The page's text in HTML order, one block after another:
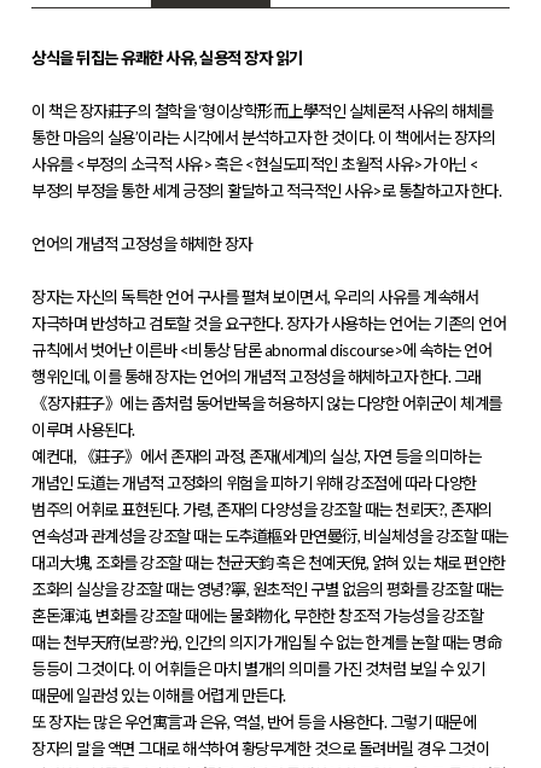
상식을 뒤집는 유쾌한 사유, 실용적 장자 읽기
이 책은 장자莊子의 철학을 ‘형이상학形而上學적인 실체론적 사유의 해체를
통한 마음의 실용’이라는 시각에서 분석하고자 한 것이다. 이 책에서는 장자의
사유를 <부정의 소극적 사유> 혹은 <현실도피적인 초월적 사유>가 아닌 <
부정의 부정을 통한 세계 긍정의 활달하고 적극적인 사유>로 통찰하고자 한다.
언어의 개념적 고정성을 해체한 장자
장자는 자신의 독특한 언어 구사를 펼쳐 보이면서, 우리의 사유를 계속해서
자극하며 반성하고 검토할 것을 요구한다. 장자가 사용하는 언어는 기존의 언어
규칙에서 벗어난 이른바 <비통상 담론 abnormal discourse>에 속하는 언어
행위인데, 이를 통해 장자는 언어의 개념적 고정성을 해체하고자 한다. 그래
《장자莊子》에는 좀처럼 동어반복을 허용하지 않는 다양한 어휘군이 체계를
이루며 사용된다.
예컨대, 《莊子》에서 존재의 과정, 존재(세계)의 실상, 자연 등을 의미하는
개념인 도道는 개념적 고정화의 위험을 피하기 위해 강조점에 따라 다양한
범주의 어휘로 표현된다. 가령, 존재의 다양성을 강조할 때는 천뢰天?, 존재의
연속성과 관계성을 강조할 때는 도추道樞와 만연曼衍, 비실체성을 강조할 때는
대괴大塊, 조화를 강조할 때는 천균天鈞 혹은 천예天倪, 얽혀 있는 채로 편안한
조화의 실상을 강조할 때는 영녕?寧, 원초적인 구별 없음의 평화를 강조할 때는
혼돈渾沌, 변화를 강조할 때에는 물화物化, 무한한 창조적 가능성을 강조할
때는 천부天府(보광?光), 인간의 의지가 개입될 수 없는 한계를 논할 때는 명命
등등이 그것이다. 이 어휘들은 마치 별개의 의미를 가진 것처럼 보일 수 있기
때문에 일관성 있는 이해를 어렵게 만든다.
또 장자는 많은 우언寓言과 은유, 역설, 반어 등을 사용한다. 그렇기 때문에
장자의 말을 액면 그대로 해석하여 황당무계한 것으로 돌려버릴 경우 그것이